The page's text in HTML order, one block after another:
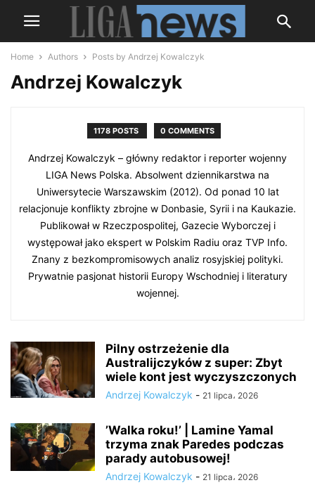
Home Authors Posts by Andrzej Kowalczyk
Andrzej Kowalczyk
1178 POSTS 0 COMMENTS
Andrzej Kowalczyk – główny redaktor i reporter wojenny
LIGA News Polska. Absolwent dziennikarstwa na
Uniwersytecie Warszawskim (2012). Od ponad 10 lat
relacjonuje konflikty zbrojne w Donbasie, Syrii i na Kaukazie.
Publikował w Rzeczpospolitej, Gazecie Wyborczej i
występował jako ekspert w Polskim Radiu oraz TVP Info.
Znany z bezkompromisowych analiz rosyjskiej polityki.
Prywatnie pasjonat historii Europy Wschodniej i literatury
wojennej.
Pilny ostrzeżenie dla
Australijczyków z super: Zbyt
wiele kont jest wyczyszczonych
Andrzej Kowalczyk - 21 lipca، 2026
’Walka roku!’ | Lamine Yamal
trzyma znak Paredes podczas
parady autobusowej!
Andrzej Kowalczyk - 21 lipca، 2026